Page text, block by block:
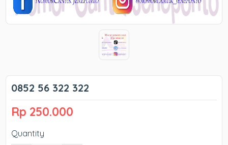
0852 56 322 322
Rp 250.000
Quantity